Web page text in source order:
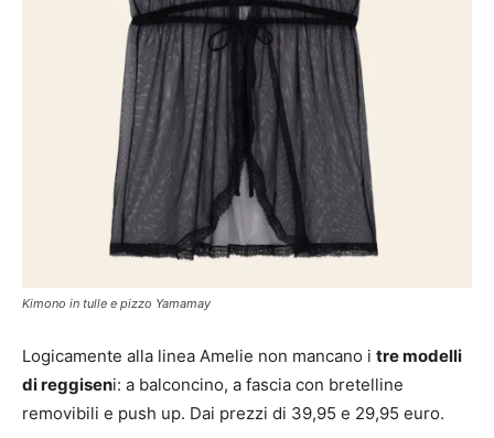
Kimono in tulle e pizzo Yamamay
Logicamente alla linea Amelie non mancano i tre modelli
di reggiseni: a balconcino, a fascia con bretelline
removibili e push up. Dai prezzi di 39,95 e 29,95 euro.